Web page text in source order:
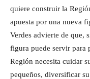
quiere construir la
apuesta por una nueva
Verdes advierte de que,
figura puede servir para
Región necesita cuidar
pequeños, diversificar